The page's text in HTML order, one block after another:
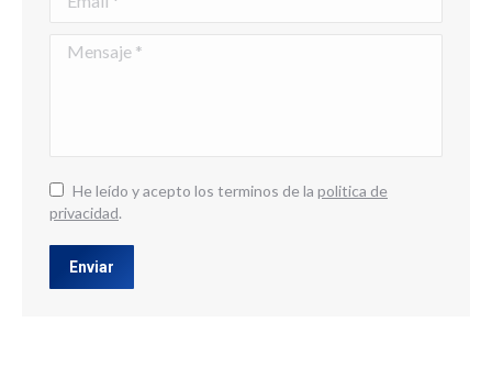
Mensaje *
He leído y acepto los terminos de la politica de
privacidad.
Enviar